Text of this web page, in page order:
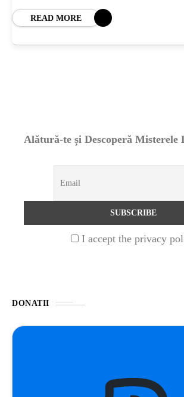
READ MORE
Alătură-te și Descoperă Misterele
I accept the privacy
DONATII
NATURĂ 1 year ago
Pământului: Mit sau
2 years ago
Seriale turcesti:Top 5 cele
poti debloca